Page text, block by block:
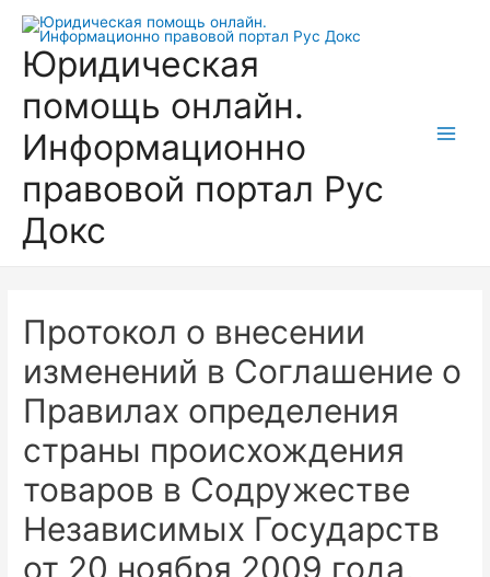
Перейти
содержимому
Юридическая
помощь онлайн.
Информационно
правовой портал Рус
Докс
Протокол о внесении
изменений в Соглашение о
Правилах определения
страны происхождения
товаров в Содружестве
Независимых Государств
от 20 ноября 2009 года,